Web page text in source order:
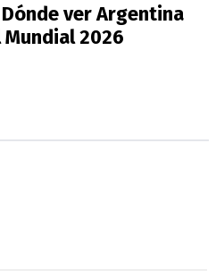
ver Argentina
Mundial 2026